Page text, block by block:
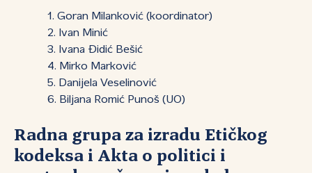
Goran Milanković (koordinator)
Ivan Minić
Ivana Đidić Bešić
Mirko Marković
Danijela Veselinović
Biljana Romić Punoš (UO)
Radna grupa za izradu Etičkog
kodeksa i Akta o politici i